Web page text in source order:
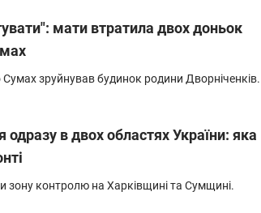
мати втратила двох доньок
зруйнував будинок родини Дворніченків.
одразу в двох областях України: яка
зону контролю на Харківщині та Сумщині.